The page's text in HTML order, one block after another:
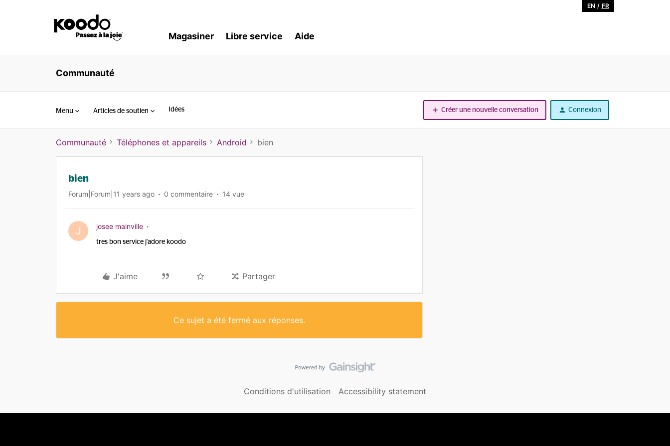
EN / FR
Magasiner Libre service Aide
Communauté
Menu Articles de soutien Idées Créer une nouvelle conversation Connexion
Communauté Téléphones et appareils Android bien
bien
Forum|Forum|11 years ago 0 commentaire 14 vue
J josee mainville
tres bon service j'adore koodo
J'aime Partager
Ce sujet a été fermé aux réponses.
Conditions d'utilisation Accessibility statement